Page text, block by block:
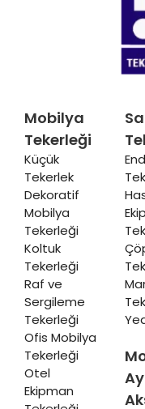
Mobilya
Tekerleği
Küçük
Tekerlek
Dekoratif
Mobilya
Tekerleği
Koltuk
Tekerleği
Raf ve
Sergileme
Tekerleği
Ofis Mobilya
Tekerleği
Otel
Ekipman